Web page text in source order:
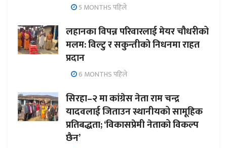
5 MONTHS पहिले
लहानका विपन्न परिवारलाई मेयर चौधरीको
मलम: विल्टु र सकुन्तीको निधनमा राहत
प्रदान
6 MONTHS पहिले
सिरहा–२ मा कांग्रेस नेता राम चन्द्र
यादवलाई जिताउन स्थानीयको सामूहिक
प्रतिबद्धता; ‘विकासप्रेमी नेताको विकल्प
छैन’